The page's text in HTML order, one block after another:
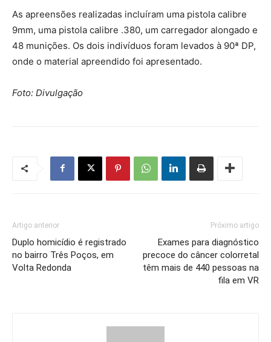
As apreensões realizadas incluíram uma pistola calibre
9mm, uma pistola calibre .380, um carregador alongado e
48 munições. Os dois indivíduos foram levados à 90ª DP,
onde o material apreendido foi apresentado.
Foto: Divulgação
Artigo anterior
Duplo homicídio é registrado
no bairro Três Poços, em
Volta Redonda
Próximo artigo
Exames para diagnóstico
precoce do câncer colorretal
têm mais de 440 pessoas na
fila em VR